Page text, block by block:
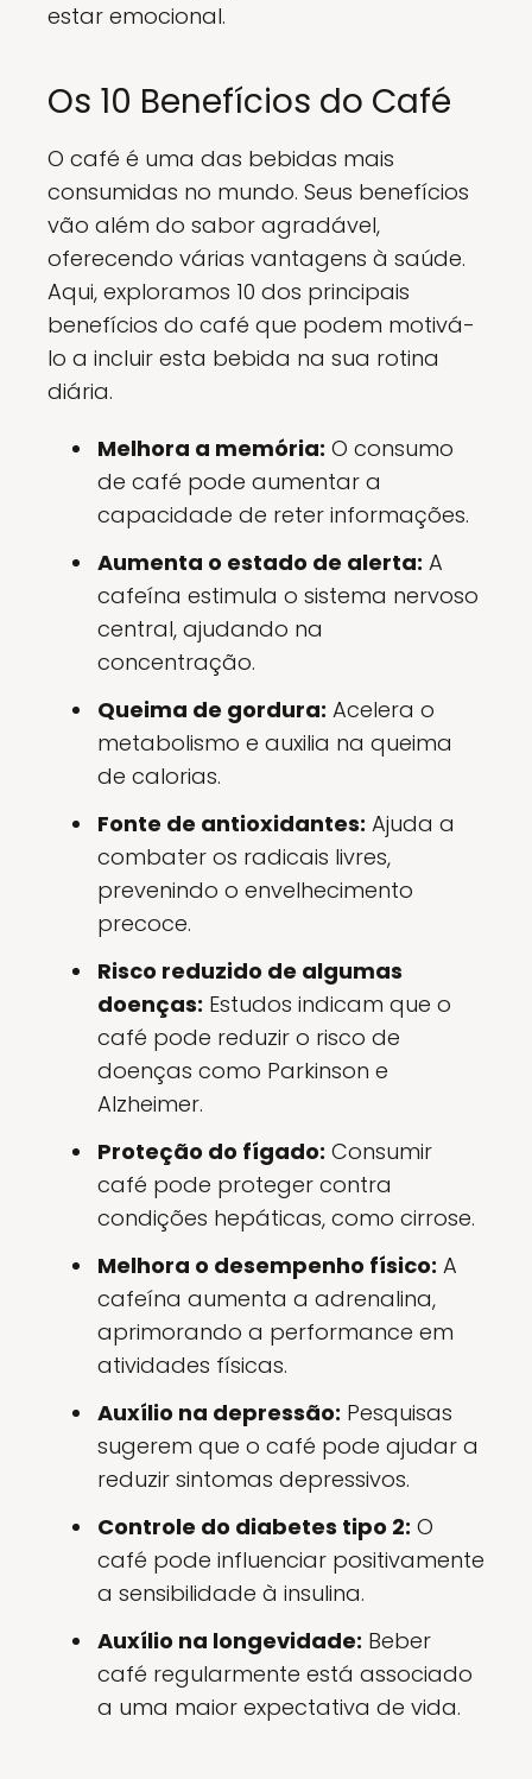
estar emocional.
Os 10 Benefícios do Café
O café é uma das bebidas mais
consumidas no mundo. Seus benefícios
vão além do sabor agradável,
oferecendo várias vantagens à saúde.
Aqui, exploramos 10 dos principais
benefícios do café que podem motivá-
lo a incluir esta bebida na sua rotina
diária.
Melhora a memória: O consumo
de café pode aumentar a
capacidade de reter informações.
Aumenta o estado de alerta: A
cafeína estimula o sistema nervoso
central, ajudando na
concentração.
Queima de gordura: Acelera o
metabolismo e auxilia na queima
de calorias.
Fonte de antioxidantes: Ajuda a
combater os radicais livres,
prevenindo o envelhecimento
precoce.
Risco reduzido de algumas
doenças: Estudos indicam que o
café pode reduzir o risco de
doenças como Parkinson e
Alzheimer.
Proteção do fígado: Consumir
café pode proteger contra
condições hepáticas, como cirrose.
Melhora o desempenho físico: A
cafeína aumenta a adrenalina,
aprimorando a performance em
atividades físicas.
Auxílio na depressão: Pesquisas
sugerem que o café pode ajudar a
reduzir sintomas depressivos.
Controle do diabetes tipo 2: O
café pode influenciar positivamente
a sensibilidade à insulina.
Auxílio na longevidade: Beber
café regularmente está associado
a uma maior expectativa de vida.